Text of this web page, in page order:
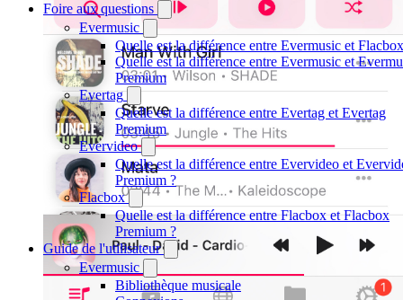
Foire aux questions
Evermusic
Quelle est la différence entre Evermusic et Flacbox
Quelle est la différence entre Evermusic et
Premium
Evertag
Quelle est la différence entre Evertag et Evertag
Premium
Evervideo
Quelle est la différence entre Evervideo et
Premium ?
Flacbox
Quelle est la différence entre Flacbox et Flacbox
Premium ?
Guide de l'utilisateur
Evermusic
Bibliothèque musicale